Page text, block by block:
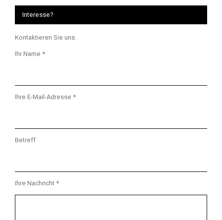
Interesse?
Kontaktieren Sie uns:
Ihr Name *
Ihre E-Mail-Adresse *
Betreff
Ihre Nachricht *